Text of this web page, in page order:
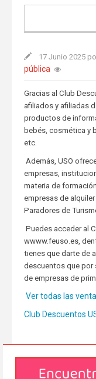
17 Junio 2025
pública
Gracias al Club
afiliados y afiliadas
productos de
bebés, cosmética y
etc.
Además, USO
empresas,
materia de
empresas de
Paradores de
Puedes acceder al
wwww.feuso.es,
tienes que darte de
descuentos que por
de empresas de
Ver todas las
Club Descuentos